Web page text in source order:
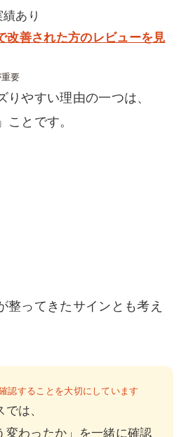
あり
改善された方のレビューを見
要
やすい理由の一つは、
ことです。
整ってきたサインとも考え
認することを大切にしています
は、
変わったか」を一緒に確認